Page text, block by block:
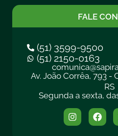
FALE
(51) 3599-9500
(51) 2150-0163
Av. João Corrêa, 793 -
RS
Segunda a sexta,